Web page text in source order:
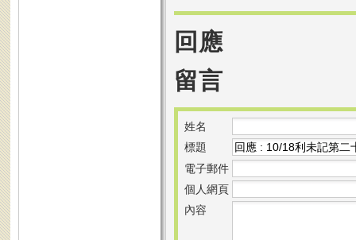
回應
留言
姓名
標題
電子郵件
個人網頁
內容